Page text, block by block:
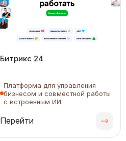
Битрикс 24
Платформа для управления
бизнесом и совместной работы
с встроенным ИИ.
Перейти